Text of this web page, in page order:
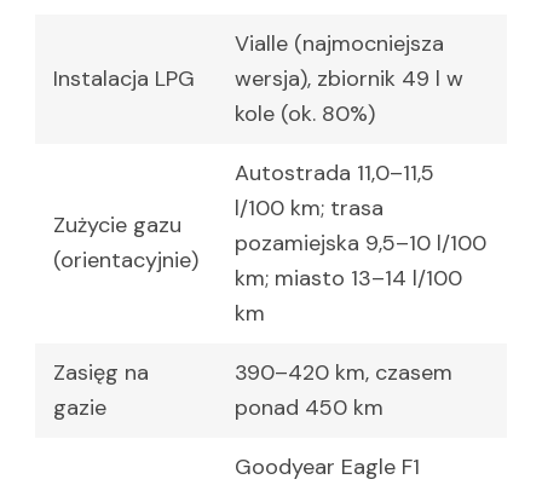
Instalacja LPG
Vialle (najmocniejsza
wersja), zbiornik 49 l w
kole (ok. 80%)
Zużycie gazu
(orientacyjnie)
Autostrada 11,0–11,5
l/100 km; trasa
pozamiejska 9,5–10 l/100
km; miasto 13–14 l/100
km
Zasięg na
gazie
390–420 km, czasem
ponad 450 km
Goodyear Eagle F1